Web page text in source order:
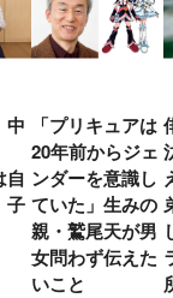
自
子
「プリキュアは
20年前からジェ
ンダーを意識し
ていた」生みの
親・鷲尾天が男
女問わず伝えた
いこと